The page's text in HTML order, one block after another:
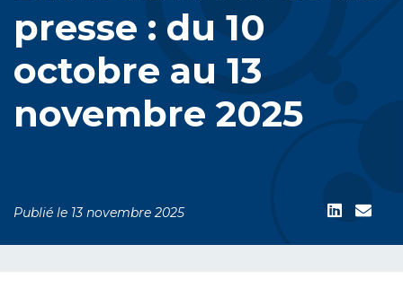
presse : du 10
octobre au 13
novembre 2025
Publié le 13 novembre 2025